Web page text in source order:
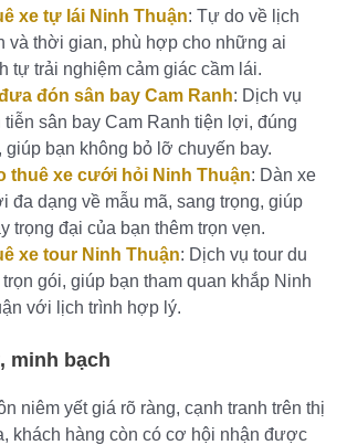
xe tự lái Ninh Thuận: Tự do về lịch
và thời gian, phù hợp cho những ai
tự trải nghiệm cảm giác cầm lái.
đón sân bay Cam Ranh: Dịch vụ
tiễn sân bay Cam Ranh tiện lợi, đúng
giúp bạn không bỏ lỡ chuyến bay.
thuê xe cưới hỏi Ninh Thuận: Dàn xe
đa dạng về mẫu mã, sang trọng, giúp
trọng đại của bạn thêm trọn vẹn.
xe tour Ninh Thuận: Dịch vụ tour du
trọn gói, giúp bạn tham quan khắp Ninh
với lịch trình hợp lý.
minh bạch
niêm yết giá rõ ràng, cạnh tranh trên thị
khách hàng còn có cơ hội nhận được